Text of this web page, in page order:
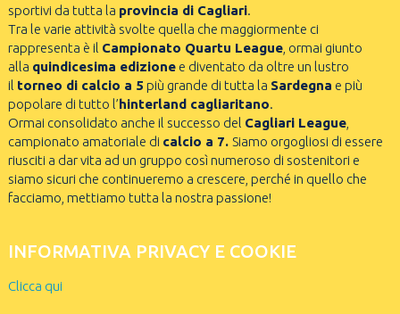
sportivi da tutta la provincia di Cagliari.
Tra le varie attività svolte quella che maggiormente ci
rappresenta è il Campionato Quartu League, ormai giunto
alla quindicesima edizionee diventato da oltre un lustro
il torneo di calcio a 5 più grande di tutta la Sardegna e più
popolare di tutto l’hinterland cagliaritano.
Ormai consolidato anche il successo del Cagliari League,
campionato amatoriale di calcio a 7. Siamo orgogliosi di essere
riusciti a dar vita ad un gruppo così numeroso di sostenitori e
siamo sicuri che continueremo a crescere, perché in quello che
facciamo, mettiamo tutta la nostra passione!
INFORMATIVA PRIVACY E COOKIE
Clicca qui